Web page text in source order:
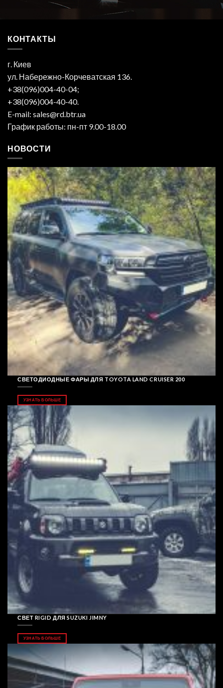
КОНТАКТЫ
г. Киев
ул. Набережно-Корчеватская 136.
+38(096)004-40-04;
+38(096)004-40-40.
E-mail: sales@rd.btr.ua
График работы: пн-пт 9.00-18.00
НОВОСТИ
СВЕТОДИОДНЫЕ ФАРЫ ДЛЯ TOYOTA LAND CRUISER 200
УЗНАТЬ БОЛЬШЕ
СВЕТ RIGID ДЛЯ SUZUKI JIMNY
УЗНАТЬ БОЛЬШЕ